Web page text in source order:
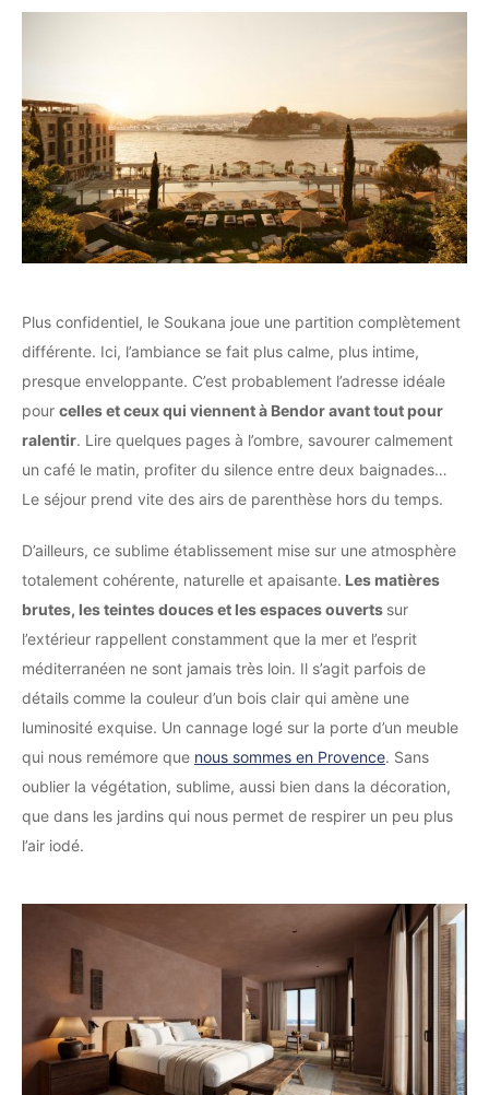
Plus confidentiel, le Soukana joue une partition complètement
différente. Ici, l’ambiance se fait plus calme, plus intime,
presque enveloppante. C’est probablement l’adresse idéale
pour celles et ceux qui viennent à Bendor avant tout pour
ralentir. Lire quelques pages à l’ombre, savourer calmement
un café le matin, profiter du silence entre deux baignades…
Le séjour prend vite des airs de parenthèse hors du temps.
D’ailleurs, ce sublime établissement mise sur une atmosphère
totalement cohérente, naturelle et apaisante. Les matières
brutes, les teintes douces et les espaces ouverts sur
l’extérieur rappellent constamment que la mer et l’esprit
méditerranéen ne sont jamais très loin. Il s’agit parfois de
détails comme la couleur d’un bois clair qui amène une
luminosité exquise. Un cannage logé sur la porte d’un meuble
qui nous remémore que nous sommes en Provence. Sans
oublier la végétation, sublime, aussi bien dans la décoration,
que dans les jardins qui nous permet de respirer un peu plus
l’air iodé.